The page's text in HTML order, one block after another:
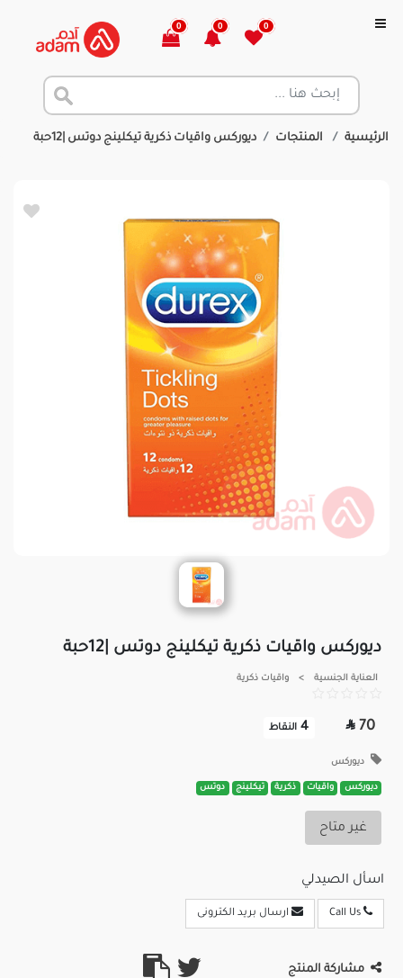
0
0
0
الرئيسية المنتجات ديوركس واقيات ذكرية تيكلينج دوتس |12حبة
ديوركس واقيات ذكرية تيكلينج دوتس |12حبة
العناية الجنسية > واقيات ذكرية
70

4 النقاط
ديوركس
ديوركس واقيات ذكرية تيكلينج دوتس
غير متاح
اسأل الصيدلي
ارسال بريد الكترونى
مشاركة المنتج